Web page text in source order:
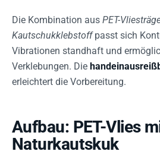
Die Kombination aus PET-
Kautschukklebstoffpasst sich
Vibrationen standhaft und
Verklebungen. Die
erleichtert die Vorbereitung.
Aufbau: PET-Vlies
Naturkautskuk